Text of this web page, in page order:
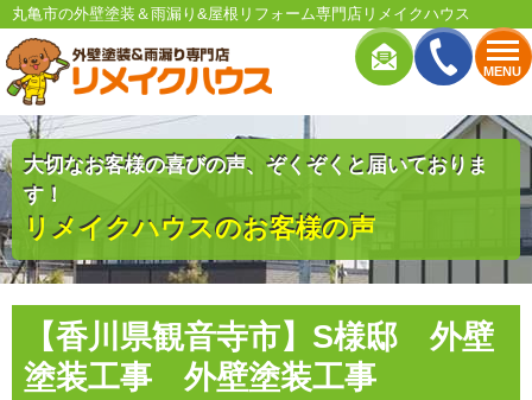
MENU
丸亀市の外壁塗装＆雨漏り&屋根リフォーム専門店リメイクハウス
大切なお客様の喜びの声、ぞくぞくと届いておりま
す！
リメイクハウスのお客様の声
【香川県観音寺市】S様邸 外壁
塗装工事 外壁塗装工事